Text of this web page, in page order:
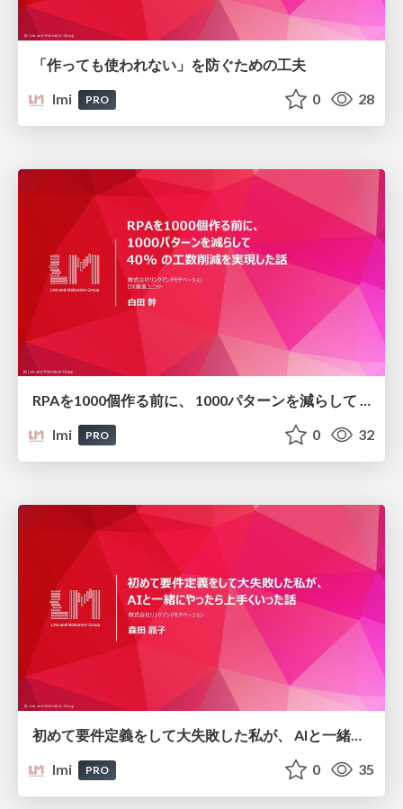
「作っても使われない」を防ぐための工夫
lmi
PRO 0 28
lmi
PRO 0 32
初めて要件定義をして大失敗した私が、 AIと一緒にやったら上手くいった話
lmi
PRO 0 35